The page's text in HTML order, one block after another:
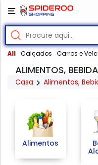
All Calçados Carros e
ALIMENTOS,
Casa Alimentos,
Alimentos